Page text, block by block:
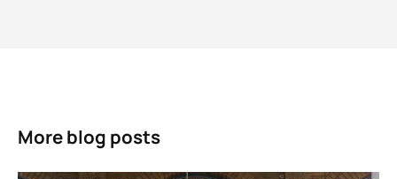
More blog posts